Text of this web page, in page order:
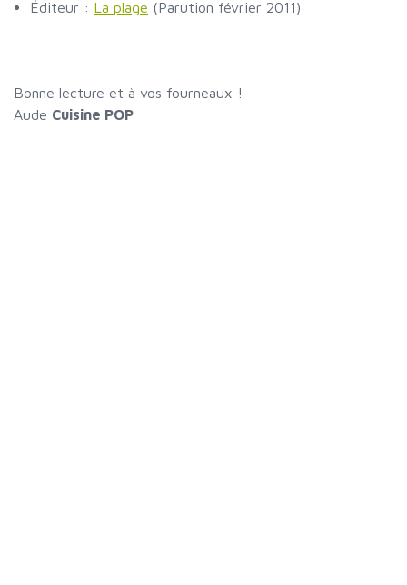
Éditeur : La plage (Parution février 2011)
Bonne lecture et à vos fourneaux !
Aude Cuisine POP